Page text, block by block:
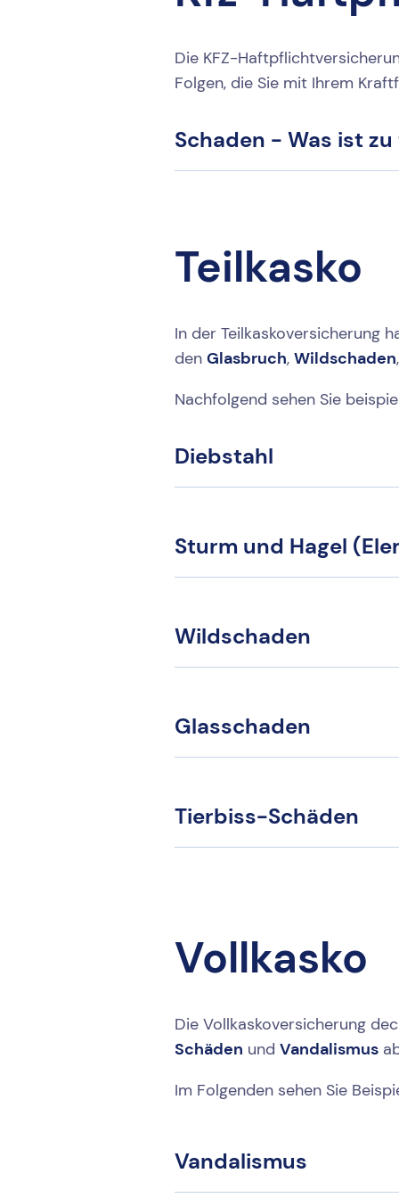
Die KFZ-
Folgen, die Sie mit Ihrem
Schaden - Was ist
Teilkasko
In der Teilkaskoversicherung
den Glasbruch, Wildschaden,
Nachfolgend sehen Sie
Diebstahl
Sturm und Hagel
Wildschaden
Glasschaden
Tierbiss-Schäden
Vollkasko
Die Vollkaskoversicherung
Schäden und Vandalismus
Im Folgenden sehen Sie
Vandalismus